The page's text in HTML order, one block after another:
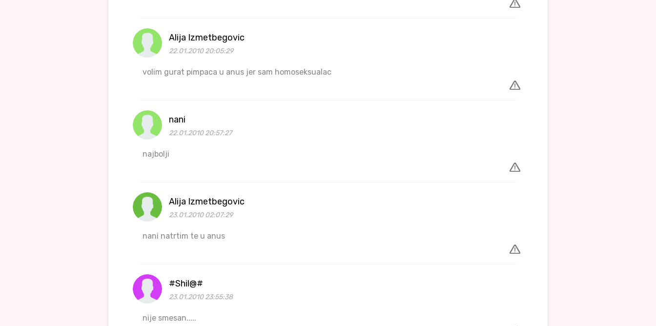
Alija Izmetbegovic
22.01.2010 20:05:29
volim gurat pimpaca u anus jer sam homoseksualac
nani
22.01.2010 20:57:27
najbolji
Alija Izmetbegovic
23.01.2010 02:07:29
nani natrtim te u anus
#Shil@#
23.01.2010 23:55:38
nije smesan.....